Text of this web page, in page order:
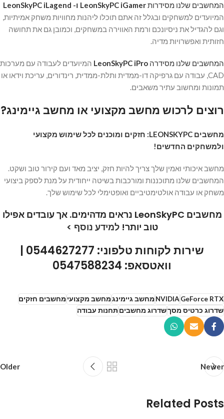
המחשבים שלנו מסידרותLeonSkyPC iGamer ו- LeonSkyPC iLagend
המיועדים למשחקים ובגלל זה אתם תוכלו ליהנות מחוויות משחק אמיתיות,
וגם להגדיל את ניסיונכם ורמת האווירה במשחקים, וכמובן גם את תחושה
חזותית ואפשרויות מדיה.
המחשבים שלנו מסידרה LeonSkyPC iPro המיועדים לעבודה עם מערכות
CAD, עבודה עם גרפיקה דו-ממדית ותלת-ממדית, רינדורים, עריכת וידאו או
תמונות ומחשוב עתיר משאבים.
רוצים לרכוש מחשב מקצועי או מחשב גיימינג?
מחשבים LEONSKYPC: חזקים ומוכנים לכל שימוש מקצועי
ולמשחקים החדשים!
מחשב איכותי ואמין שלך צריך להיות חזק, יציב מאד ועם קירור טוב ושקט.
המחשבים שלנו מתוכננות ומורכבות בשיטה ייחודית על מנת לספק ביצועי
משחק או עבודה אולטימטיביים ואופטימלי לכל שימוש שלך.
מחשבים LeonSkyPC נראים מדהימים. אך עובדים אפילו
טוב יותר!למידע נוסף >
שירות לקוחות טלפוני: 0544627277
|
וואטסאפ: 0547588234
GeForce RTX
NVIDIAמחשב גיימינגמחשב מקצועימחשבים חזקים
שדרוג כרטיס מסךשדרוג מחשביםתחנות עבודה
Newer
Older
Related Posts